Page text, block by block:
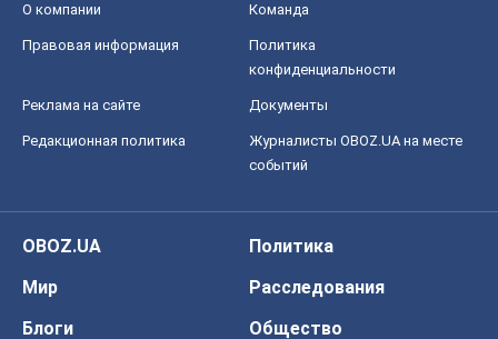
О компании Команда
Правовая информация
Политика
конфиденциальности
Реклама на сайте Документы
Редакционная политика
Журналисты OBOZ.UA на месте
событий
OBOZ.UA
Политика
Мир
Расследования
Блоги
Общество